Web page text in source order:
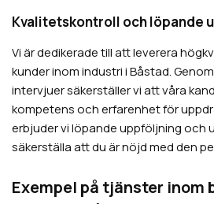
Kvalitetskontroll och löpande
Vi är dedikerade till att leverera
kunder inom industri i Båstad.
intervjuer säkerställer vi att våra
kompetens och erfarenhet för
erbjuder vi löpande uppföljning och
säkerställa att du är nöjd med den
Exempel på tjänster inom